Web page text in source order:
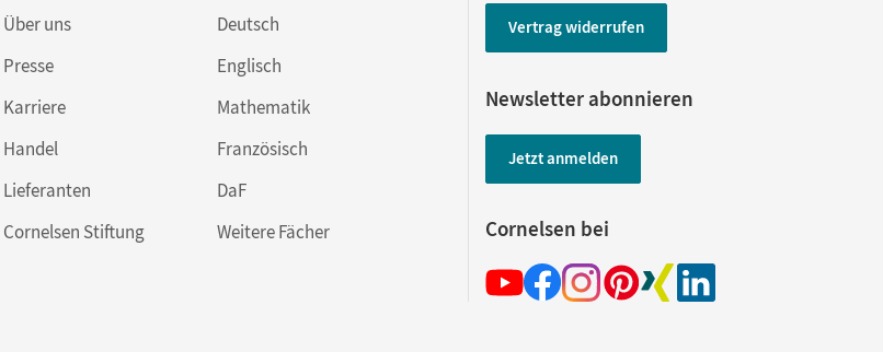
Über uns
Presse
Karriere
Handel
Lieferanten
Cornelsen Stiftung
Deutsch
Englisch
Mathematik
Französisch
DaF
Weitere Fächer
Vertrag widerrufen
Newsletter abonnieren
Jetzt anmelden
Cornelsen bei